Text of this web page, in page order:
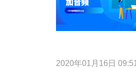
2020年01月16日 09:51